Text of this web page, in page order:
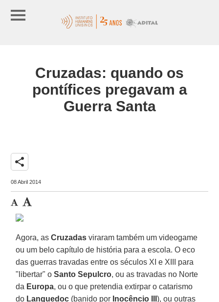
Cruzadas: quando os
pontífices pregavam a
Guerra Santa
share
08 Abril 2014
Agora, asCruzadas viraram também um videogame
ou um belo capítulo de história para a escola. O eco
das guerras travadas entre os séculos XI e XIII para
"libertar" oSanto Sepulcro, ou as travadas no Norte
da Europa, ou o que pretendia extirpar o catarismo
do Languedoc (banido por Inocêncio III), ou outras